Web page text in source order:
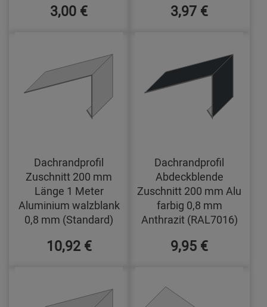
3,00 € 3,97 €
Dachrandprofil
Zuschnitt 200 mm
Länge 1 Meter
Aluminium walzblank
0,8 mm (Standard)
10,92 €
Dachrandprofil
Abdeckblende
Zuschnitt 200 mm Alu
farbig 0,8 mm
Anthrazit (RAL7016)
9,95 €